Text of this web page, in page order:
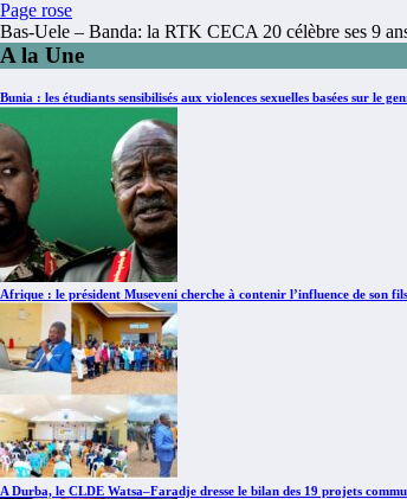
Page rose
Bas-Uele – Banda: la RTK CECA 20 célèbre ses 9
A la Une
Bunia : les étudiants sensibilisés aux violences sexuelles basées sur le
Afrique : le président Museveni cherche à contenir l’influence de son
A Durba, le CLDE Watsa–Faradje dresse le bilan des 19 projets